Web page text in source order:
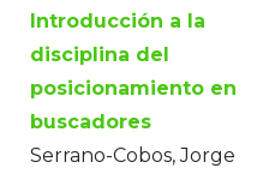
Introducción a la
disciplina del
posicionamiento en
buscadores
Serrano-Cobos, Jorge